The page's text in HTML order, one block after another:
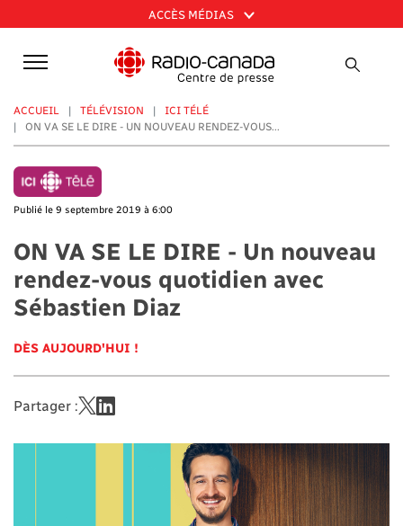
au
contenu
principal
ACCÈS MÉDIAS
ACCUEIL TÉLÉVISION
ICI TÉLÉ
ON VA SE LE DIRE - UN NOUVEAU RENDEZ-VOUS...
Publié le 9 septembre 2019 à 6:00
ON VA SE LE DIRE - Un nouveau
rendez-vous quotidien avec
Sébastien Diaz
DÈS AUJOURD'HUI !
Partager :